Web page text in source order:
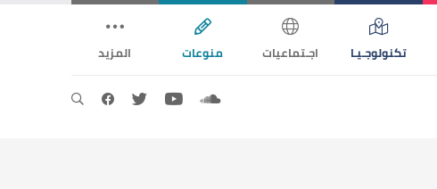
تكنولوجـيـا اجـتماعيات منوعات المزيد